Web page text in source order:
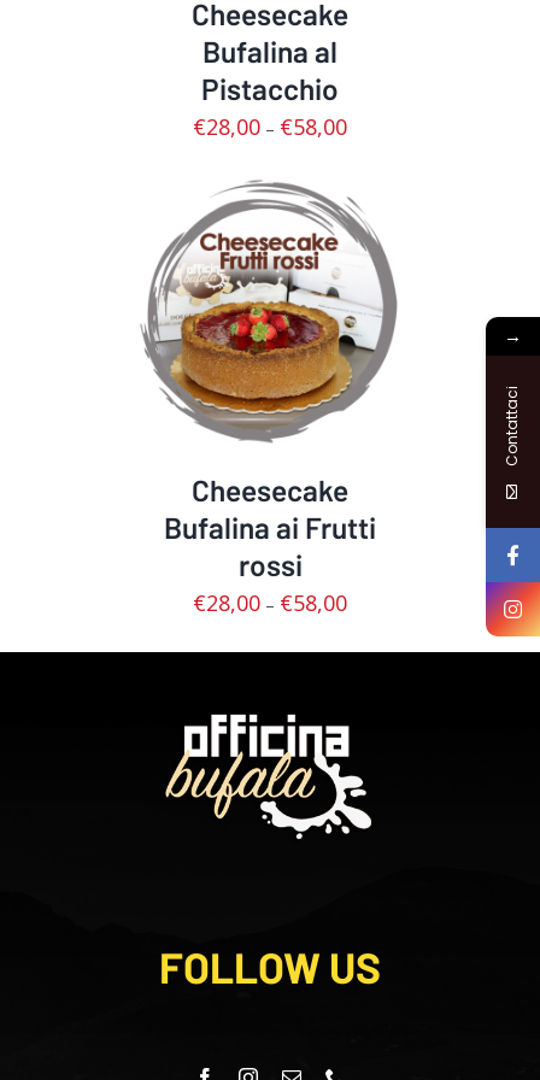
Cheesecake
Bufalina al
Pistacchio
€28,00 – €58,00
SCEGLI / DETTAGLI
Cheesecake
Bufalina ai Frutti
rossi
€28,00 – €58,00
FOLLOW US
→
Contattaci